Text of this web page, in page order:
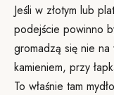
Jeśli w złotym lub
podejście powinno
gromadzą się nie
kamieniem, przy
To właśnie tam